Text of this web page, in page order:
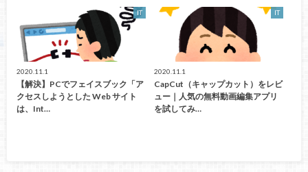
IT
2020.11.1
【解決】PCでフェイスブック「ア
クセスしようとした Web サイト
は、Int…
IT
2020.11.1
CapCut（キャップカット）をレビ
ュー｜人気の無料動画編集アプリ
を試してみ…